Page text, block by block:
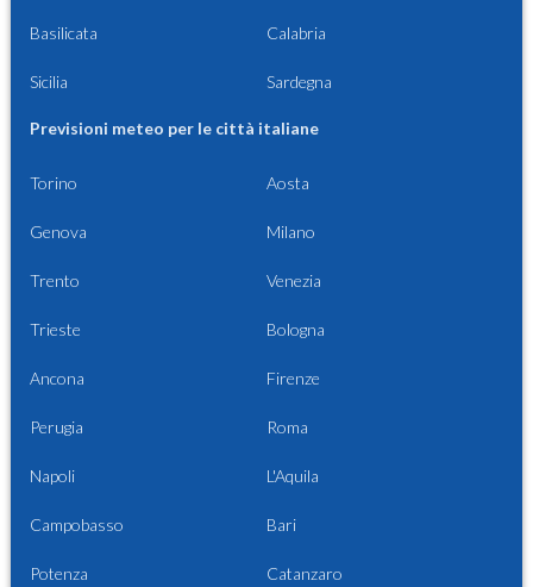
Basilicata Calabria
Sicilia Sardegna
Previsioni meteo per le città italiane
Torino Aosta
Genova Milano
Trento Venezia
Trieste Bologna
Ancona Firenze
Perugia Roma
Napoli L'Aquila
Campobasso Bari
Potenza Catanzaro